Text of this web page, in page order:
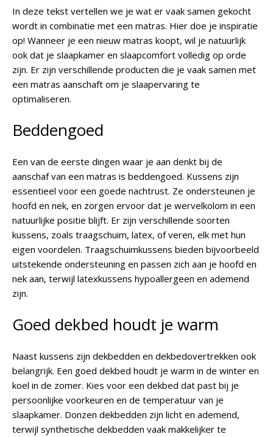
In deze tekst vertellen we je wat er vaak samen gekocht
wordt in combinatie met een matras. Hier doe je inspiratie
op! Wanneer je een nieuw matras koopt, wil je natuurlijk
ook dat je slaapkamer en slaapcomfort volledig op orde
zijn. Er zijn verschillende producten die je vaak samen met
een matras aanschaft om je slaapervaring te
optimaliseren.
Beddengoed
Een van de eerste dingen waar je aan denkt bij de
aanschaf van een matras is beddengoed. Kussens zijn
essentieel voor een goede nachtrust. Ze ondersteunen je
hoofd en nek, en zorgen ervoor dat je wervelkolom in een
natuurlijke positie blijft. Er zijn verschillende soorten
kussens, zoals traagschuim, latex, of veren, elk met hun
eigen voordelen. Traagschuimkussens bieden bijvoorbeeld
uitstekende ondersteuning en passen zich aan je hoofd en
nek aan, terwijl latexkussens hypoallergeen en ademend
zijn.
Goed dekbed houdt je warm
Naast kussens zijn dekbedden en dekbedovertrekken ook
belangrijk. Een goed dekbed houdt je warm in de winter en
koel in de zomer. Kies voor een dekbed dat past bij je
persoonlijke voorkeuren en de temperatuur van je
slaapkamer. Donzen dekbedden zijn licht en ademend,
terwijl synthetische dekbedden vaak makkelijker te